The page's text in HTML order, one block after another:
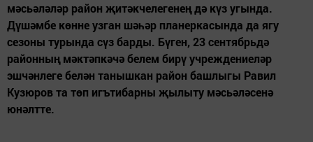
мәсьәләләр район җитәкчелегенең дә күз угында.
Дүшәмбе көнне узган шәһәр планеркасында да ягу
сезоны турында сүз барды. Бүген, 23 сентябрьдә
районның мәктәпкәчә белем бирү учреждениеләр
эшчәнлеге белән танышкан район башлыгы Равил
Кузюров та төп игътибарны җылыту мәсьәләсенә
юнәлтте.